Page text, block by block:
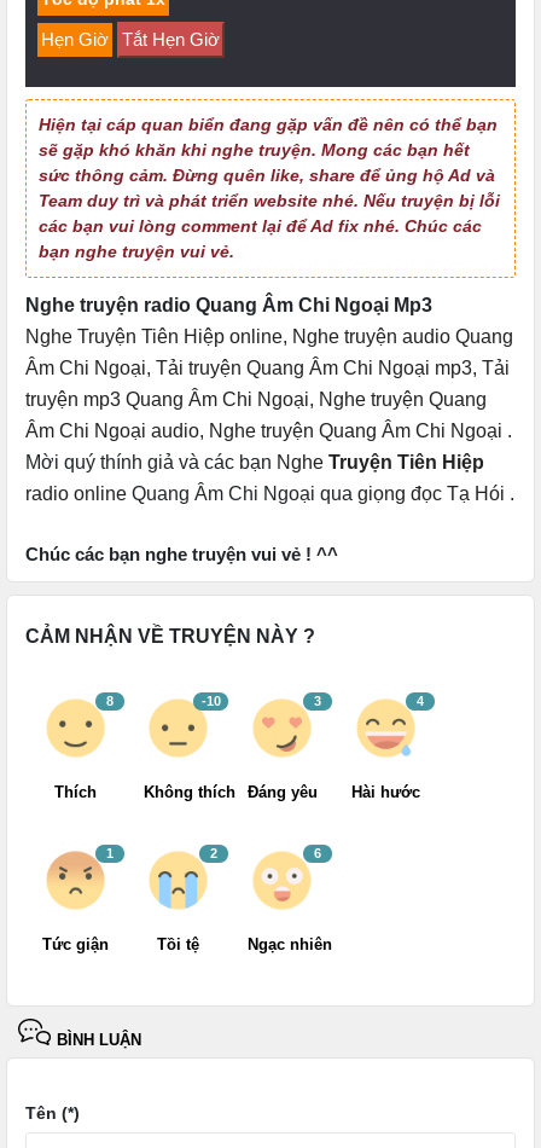
Quang Âm Chi Ngoại - Tập 9
Quang Âm Chi Ngoại - Tập 10
Quang Âm Chi Ngoại - Tập 11
Quang Âm Chi Ngoại - Tập 12
Quang Âm Chi Ngoại - Tập 13
Quang Âm Chi Ngoại - Tập 14
Quang Âm Chi Ngoại - Tập 15
Quang Âm Chi Ngoại - Tập 16
Quang Âm Chi Ngoại - Tập 17
Quang Âm Chi Ngoại - Tập 18
Quang Âm Chi Ngoại - Tập 19
Quang Âm Chi Ngoại - Tập 20
Quang Âm Chi Ngoại - Tập 21
Quang Âm Chi Ngoại - Tập 22
Quang Âm Chi Ngoại - Tập 23
Quang Âm Chi Ngoại - Tập 24
Quang Âm Chi Ngoại - Tập 25
Quang Âm Chi Ngoại - Tập 26
Quang Âm Chi Ngoại - Tập 27
Quang Âm Chi Ngoại - Tập 28
Quang Âm Chi Ngoại - Tập 29
Quang Âm Chi Ngoại - Tập 30
Hẹn Giờ Tắt Hẹn Giờ
Hiện tại cáp quan biển đang gặp vấn đề nên có thể bạn
sẽ gặp khó khăn khi nghe truyện. Mong các bạn hết
sức thông cảm. Đừng quên like, share để ủng hộ Ad và
Team duy trì và phát triển website nhé. Nếu truyện bị lỗi
các bạn vui lòng comment lại để Ad fix nhé. Chúc các
bạn nghe truyện vui vẻ.
Nghe truyện radio Quang Âm Chi Ngoại Mp3
Nghe Truyện Tiên Hiệp online, Nghe truyện audio Quang
Âm Chi Ngoại, Tải truyện Quang Âm Chi Ngoại mp3, Tải
truyện mp3 Quang Âm Chi Ngoại, Nghe truyện Quang
Âm Chi Ngoại audio, Nghe truyện Quang Âm Chi Ngoại .
Mời quý thính giả và các bạn Nghe Truyện Tiên Hiệp
radio online Quang Âm Chi Ngoại qua giọng đọc Tạ Hói .
Chúc các bạn nghe truyện vui vẻ ! ^^
CẢM NHẬN VỀ TRUYỆN NÀY ?
8
Thích
-10
Không thích
3
Đáng yêu
4
Hài hước
1
Tức giận
2
Tồi tệ
6
Ngạc nhiên
BÌNH LUẬN
Tên (*)